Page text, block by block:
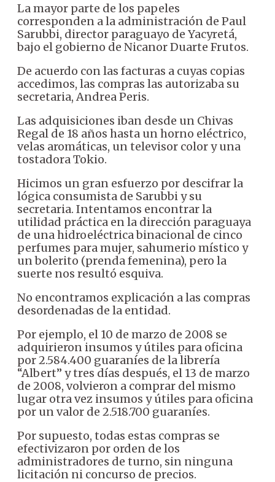
La mayor parte de los papeles
corresponden a la administración de Paul
Sarubbi, director paraguayo de Yacyretá,
bajo el gobierno de Nicanor Duarte Frutos.
De acuerdo con las facturas a cuyas copias
accedimos, las compras las autorizaba su
secretaria, Andrea Peris.
Las adquisiciones iban desde un Chivas
Regal de 18 años hasta un horno eléctrico,
velas aromáticas, un televisor color y una
tostadora Tokio.
Hicimos un gran esfuerzo por descifrar la
lógica consumista de Sarubbi y su
secretaria. Intentamos encontrar la
utilidad práctica en la dirección paraguaya
de una hidroeléctrica binacional de cinco
perfumes para mujer, sahumerio místico y
un bolerito (prenda femenina), pero la
suerte nos resultó esquiva.
No encontramos explicación a las compras
desordenadas de la entidad.
Por ejemplo, el 10 de marzo de 2008 se
adquirieron insumos y útiles para oficina
por 2.584.400 guaraníes de la librería
“Albert” y tres días después, el 13 de marzo
de 2008, volvieron a comprar del mismo
lugar otra vez insumos y útiles para oficina
por un valor de 2.518.700 guaraníes.
Por supuesto, todas estas compras se
efectivizaron por orden de los
administradores de turno, sin ninguna
licitación ni concurso de precios.